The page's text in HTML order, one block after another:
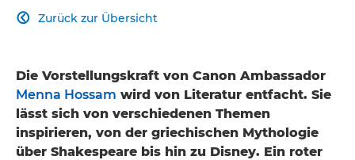
Zurück zur Übersicht

Die Vorstellungskraft von Canon Ambassador
Menna Hossam wird von Literatur entfacht. Sie
lässt sich von verschiedenen Themen
inspirieren, von der griechischen Mythologie
über Shakespeare bis hin zu Disney. Ein roter